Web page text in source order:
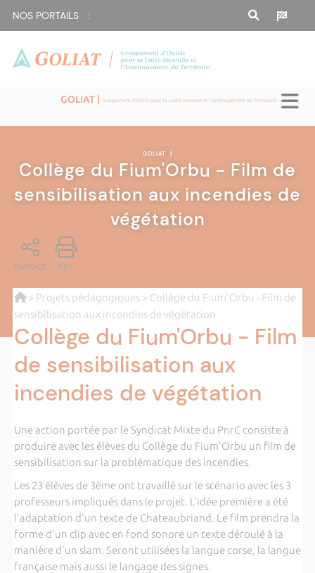
NOS PORTAILS :
GOLIAT |Groupement d'Outils pour la Lutte Incendie et l'Aménagement du Territoire
GOLIAT |
Collège du Fium'Orbu - Film de
sensibilisation aux incendies de
végétation
PARTAGE PDF
> Projets pédagogiques> Collège du Fium'Orbu - Film de
sensibilisation aux incendies de végétation
Collège du Fium'Orbu - Film
de sensibilisation aux
incendies de végétation
Une action portée par le Syndicat Mixte du PnrC consiste à
produire avec les élèves du Collège du Fium'Orbu un film de
sensibilisation sur la problématique des incendies.
Les 23 élèves de 3ème ont travaillé sur le scénario avec les 3
professeurs impliqués dans le projet. L'idée première a été
l'adaptation d'un texte de Chateaubriand. Le film prendra la
forme d'un clip avec en fond sonore un texte déroulé à la
manière d'un slam. Seront utilisées la langue corse, la langue
française mais aussi le langage des signes.